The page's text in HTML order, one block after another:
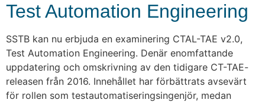
Test Automation Engineering
SSTB kan nu erbjuda en examinering CTAL-TAE v2.0,
Test Automation Engineering. Denär enomfattande
uppdatering och omskrivning av den tidigare CT-TAE-
releasen från 2016. Innehållet har förbättrats avsevärt
för rollen som testautomatiseringsingenjör, medan